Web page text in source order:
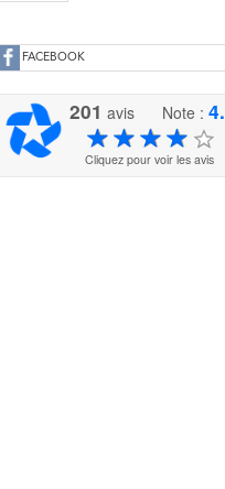
FACEBOOK
201 avis Note :
Cliquez pour voir les avis